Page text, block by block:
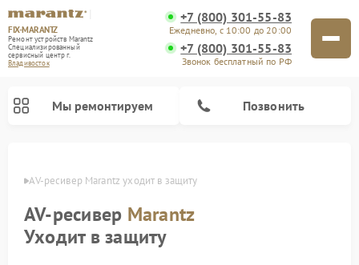
FIX-MARANTZ
Ремонт устройств Marantz
Специализированный
cервисный центр г.
Владивосток
+7 (800) 301-55-83
Ежедневно, с 10:00 до 20:00
+7 (800) 301-55-83
Звонок бесплатный по РФ
Мы ремонтируем Позвонить
AV-ресивер Marantz уходит в защиту
AV-ресивер Marantz
Уходит в защиту